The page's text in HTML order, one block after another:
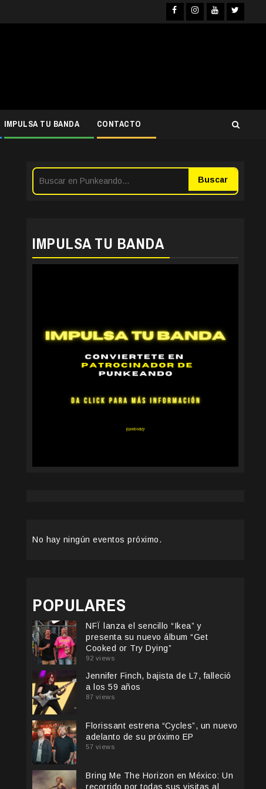
Facebook
Instagram
IMPULSA TU BANDA CONTACTO
Buscar
IMPULSA TU BANDA
No hay ningún eventos próximo.
POPULARES
NFÏ lanza el sencillo “Ikea” y
presenta su nuevo álbum “Get
Cooked or Try Dying”
92 views
Jennifer Finch, bajista de L7, falleció
a los 59 años
87 views
Florissant estrena “Cycles”, un nuevo
adelanto de su próximo EP
57 views
Bring Me The Horizon en México: Un
recorrido por todas sus visitas al